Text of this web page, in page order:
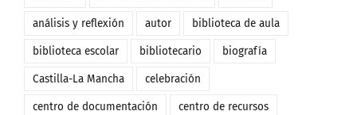
análisis y reflexión autor biblioteca de aula
biblioteca escolar bibliotecario biografía
Castilla-La Mancha celebración
centro de documentación centro de recursos